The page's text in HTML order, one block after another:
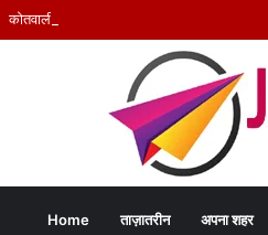
कोतवाली पुलिस ने किया हत्या कांड का खुलासा –
Home ताज़ातरीन अपना शहर